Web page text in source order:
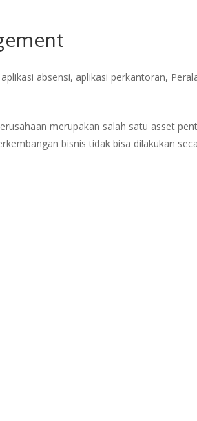
aplikasi absensi, aplikasi perkantoran,
merupakan salah satu asset
bisnis tidak bisa dilakukan